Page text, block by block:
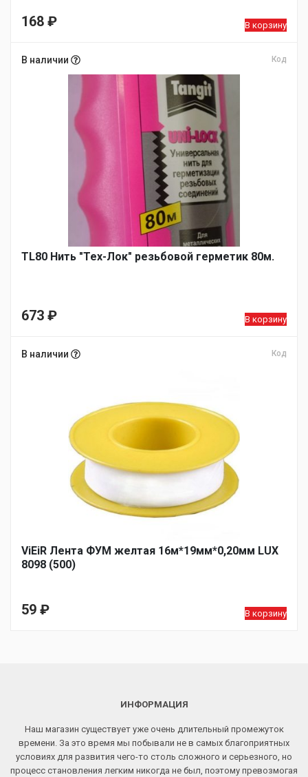
168 ₽ В корзину
В наличии Код
TL80 Нить "Тех-Лок" резьбовой герметик 80м.
673 ₽ В корзину
В наличии Код
ViEiR Лента ФУМ желтая 16м*19мм*0,20мм LUX
8098 (500)
59 ₽ В корзину
ИНФОРМАЦИЯ
Наш магазин существует уже очень длительный промежуток
времени. За это время мы побывали не в самых благоприятных
условиях для развития чего-то столь сложного и серьезного, но
процесс становления легким никогда не был, поэтому превозмогая